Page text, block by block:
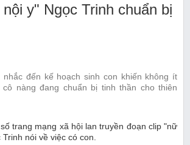
y" Ngọc Trinh chuẩn bị
nhắc đến kế hoạch sinh con khiến không ít
nàng đang chuẩn bị tinh thần cho thiên
trang mạng xã hội lan truyền đoạn clip "nữ
nói về việc có con.